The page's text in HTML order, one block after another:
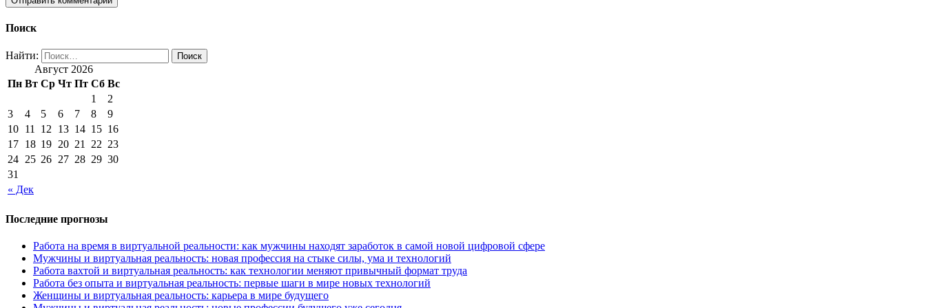
Поиск
Найти:
Август 2026
Пн Вт Ср Чт Пт Сб Вс
« Дек
1
2
3
4 5 6 7 8
9
10 11 12 13 14 15 16
17 18 19 20 21 22 23
24 25 26 27 28 29 30
31
Последние прогнозы
Работа на время в виртуальной реальности: как мужчины находят заработок в самой новой цифровой сфере
Мужчины и виртуальная реальность: новая профессия на стыке силы, ума и технологий
Работа вахтой и виртуальная реальность: как технологии меняют привычный формат труда
Работа без опыта и виртуальная реальность: первые шаги в мире новых технологий
Женщины и виртуальная реальность: карьера в мире будущего